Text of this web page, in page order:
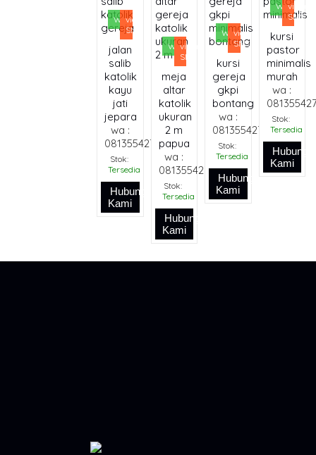
Whatsapp
via
SMS
jalan
salib
katolik
kayu
jati
jepara
wa :
081355427376
Stok:
Tersedia
Hubungi
Kami
Whatsapp
via
SMS
meja
altar
katolik
ukuran
2 m
papua
wa :
081355427376
Stok:
Tersedia
Hubungi
Kami
Whatsapp
via
SMS
kursi
gereja
gkpi
bontang
wa :
081355427376
Stok:
Tersedia
Hubungi
Kami
Whatsapp
via
SMS
kursi
pastor
minimalis
murah
wa :
Stok:
Tersedia
Hubungi
Kami